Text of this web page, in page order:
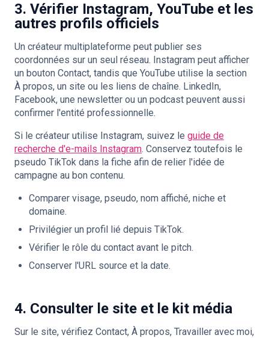
3. Vérifier Instagram, YouTube et les
autres profils officiels
Un créateur multiplateforme peut publier ses
coordonnées sur un seul réseau. Instagram peut afficher
un bouton Contact, tandis que YouTube utilise la section
À propos, un site ou les liens de chaîne. LinkedIn,
Facebook, une newsletter ou un podcast peuvent aussi
confirmer l'entité professionnelle.
Si le créateur utilise Instagram, suivez le guide de
recherche d'e-mails Instagram. Conservez toutefois le
pseudo TikTok dans la fiche afin de relier l'idée de
campagne au bon contenu.
Comparer visage, pseudo, nom affiché, niche et
domaine.
Privilégier un profil lié depuis TikTok.
Vérifier le rôle du contact avant le pitch.
Conserver l'URL source et la date.
4. Consulter le site et le kit média
Sur le site, vérifiez Contact, À propos, Travailler avec moi,